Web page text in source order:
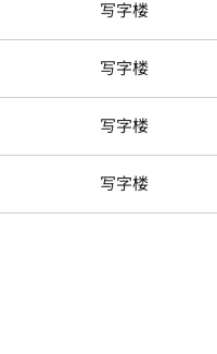
写字楼
写字楼
写字楼
写字楼